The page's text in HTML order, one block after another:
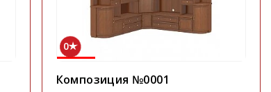
0
Композиция №0001